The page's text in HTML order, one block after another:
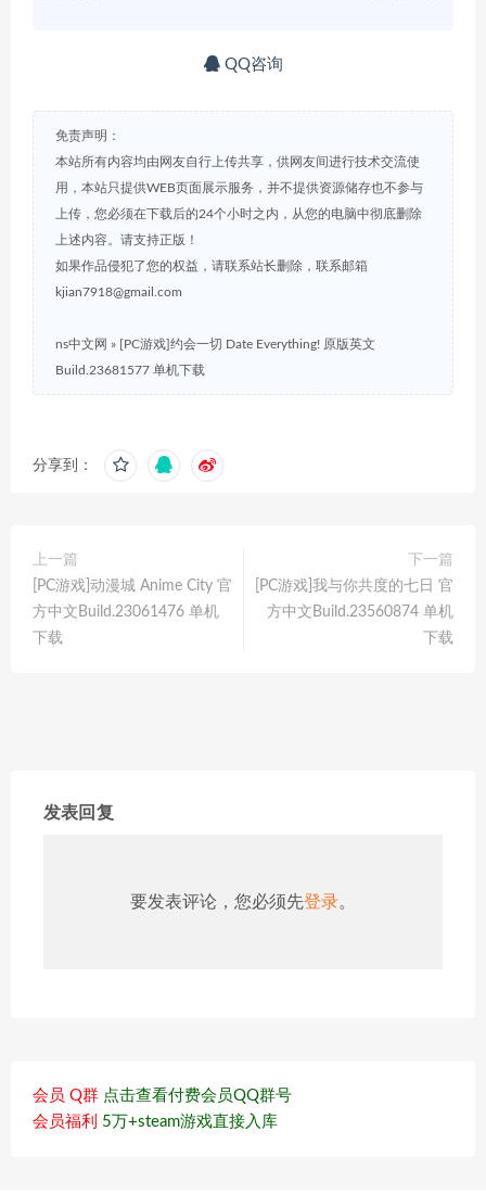
QQ咨询
免责声明：
本站所有内容均由网友自行上传共享，供网友间进行技术交流使
用，本站只提供WEB页面展示服务，并不提供资源储存也不参与
上传，您必须在下载后的24个小时之内，从您的电脑中彻底删除
上述内容。请支持正版！
如果作品侵犯了您的权益，请联系站长删除，联系邮箱
kjian7918@gmail.com
ns中文网 » [PC游戏]约会一切 Date Everything! 原版英文
Build.23681577 单机下载
分享到：
上一篇
[PC游戏]动漫城 Anime City 官
方中文Build.23061476 单机
下载
下一篇
[PC游戏]我与你共度的七日 官
方中文Build.23560874 单机
下载
发表回复
要发表评论，您必须先登录。
会员 Q群 点击查看付费会员QQ群号
会员福利 5万+steam游戏直接入库